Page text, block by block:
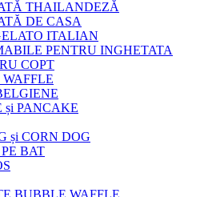
THAILANDEZĂ
DE CASA
ITALIAN
PENTRU INGHETATA
COPT
și PANCAKE
și CORN DOG
BAT
BUBBLE WAFFLE